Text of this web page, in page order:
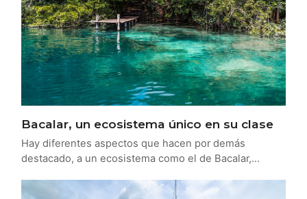
Bacalar, un ecosistema único en su clase
Hay diferentes aspectos que hacen por demás
destacado, a un ecosistema como el de Bacalar,…